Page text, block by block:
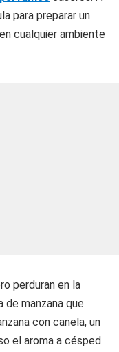
para preparar un
cualquier ambiente
perduran en la
de manzana que
con canela, un
el aroma a césped